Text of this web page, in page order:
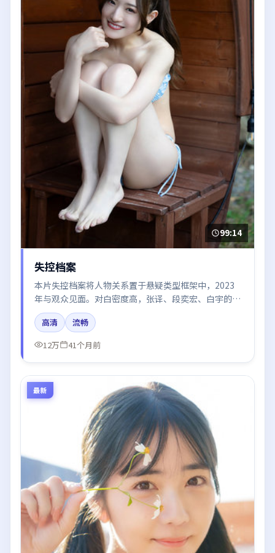
99:14
失控档案
本片失控档案将人物关系置于悬疑类型框架中，2023
年与观众见面。对白密度高，张译、段奕宏、白宇的台
词节奏值得关注；整体气质偏法国都市与冷色调摄影。
高清
流畅
12万
41个月前
最新